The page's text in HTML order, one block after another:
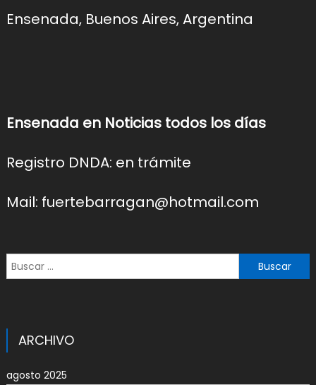
Ensenada, Buenos Aires, Argentina
Ensenada en Noticias todos los días
Registro DNDA: en trámite
Mail: fuertebarragan@hotmail.com
Buscar:
ARCHIVO
agosto 2025